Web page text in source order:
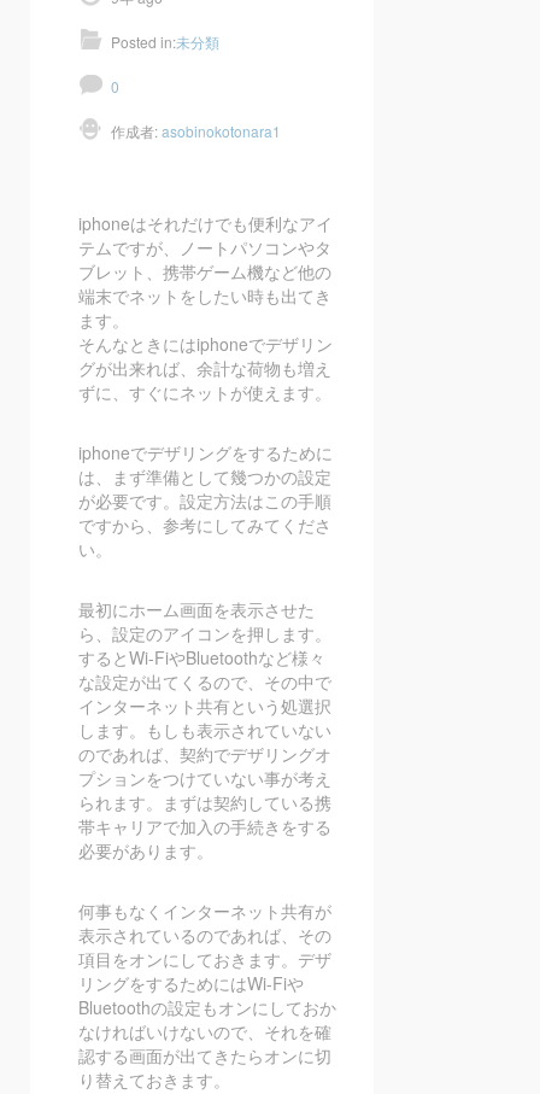
Posted in:未分類
0
作成者:asobinokotonara1
iphoneはそれだけでも便利なアイ
テムですが、ノートパソコンやタ
ブレット、携帯ゲーム機など他の
端末でネットをしたい時も出てき
ます。
そんなときにはiphoneでデザリン
グが出来れば、余計な荷物も増え
ずに、すぐにネットが使えます。
iphoneでデザリングをするために
は、まず準備として幾つかの設定
が必要です。設定方法はこの手順
ですから、参考にしてみてくださ
い。
最初にホーム画面を表示させた
ら、設定のアイコンを押します。
するとWi-FiやBluetoothなど様々
な設定が出てくるので、その中で
インターネット共有という処選択
します。もしも表示されていない
のであれば、契約でデザリングオ
プションをつけていない事が考え
られます。まずは契約している携
帯キャリアで加入の手続きをする
必要があります。
何事もなくインターネット共有が
表示されているのであれば、その
項目をオンにしておきます。デザ
リングをするためにはWi-Fiや
Bluetoothの設定もオンにしておか
なければいけないので、それを確
認する画面が出てきたらオンに切
り替えておきます。